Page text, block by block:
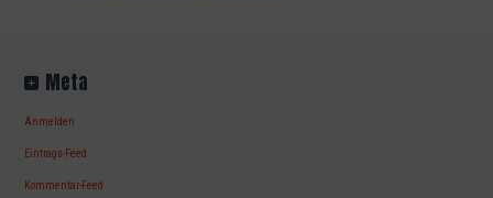
Meta
Anmelden
Eintrags-Feed
Kommentar-Feed